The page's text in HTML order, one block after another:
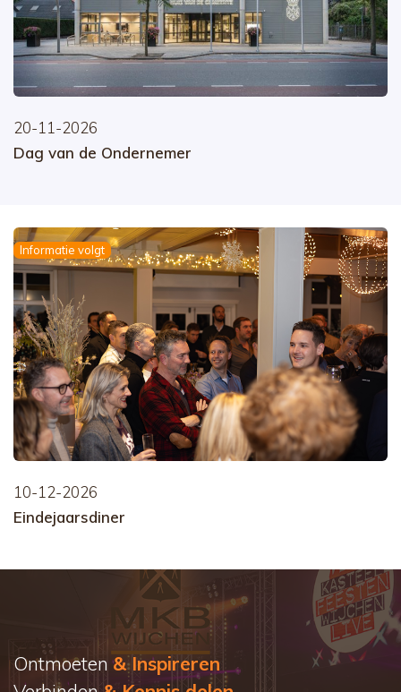
20-11-2026
Dag van de Ondernemer
Informatie volgt
10-12-2026
Eindejaarsdiner
Ontmoeten & Inspireren